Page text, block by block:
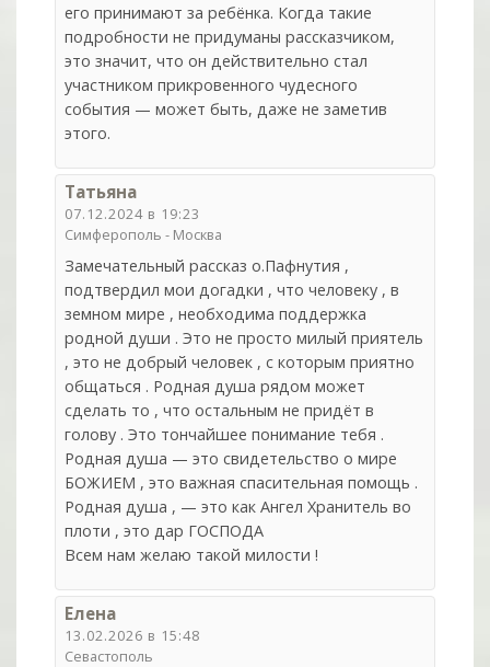
его принимают за ребёнка. Когда такие
подробности не придуманы рассказчиком,
это значит, что он действительно стал
участником прикровенного чудесного
события — может быть, даже не заметив
этого.
Татьяна
07.12.2024 в 19:23
Симферополь - Москва
Замечательный рассказ о.Пафнутия ,
подтвердил мои догадки , что человеку , в
земном мире , необходима поддержка
родной души . Это не просто милый приятель
, это не добрый человек , с которым приятно
общаться . Родная душа рядом может
сделать то , что остальным не придёт в
голову . Это тончайшее понимание тебя .
Родная душа — это свидетельство о мире
БОЖИЕМ , это важная спасительная помощь .
Родная душа , — это как Ангел Хранитель во
плоти , это дар ГОСПОДА
Всем нам желаю такой милости !
Елена
13.02.2026 в 15:48
Севастополь